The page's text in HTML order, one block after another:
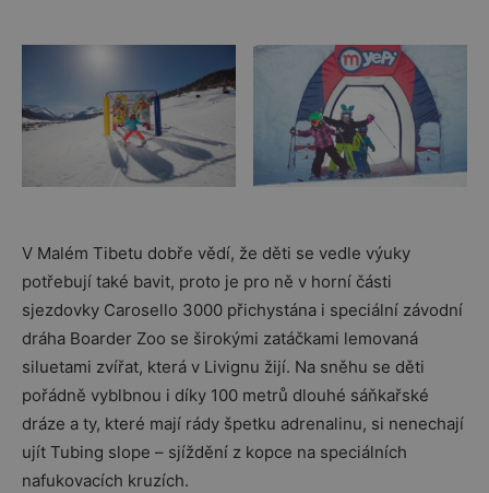
V Malém Tibetu dobře vědí, že děti se vedle výuky
potřebují také bavit, proto je pro ně v horní části
sjezdovky Carosello 3000 přichystána i speciální závodní
dráha Boarder Zoo se širokými zatáčkami lemovaná
siluetami zvířat, která v Livignu žijí. Na sněhu se děti
pořádně vyblbnou i díky 100 metrů dlouhé sáňkařské
dráze a ty, které mají rády špetku adrenalinu, si nenechají
ujít Tubing slope – sjíždění z kopce na speciálních
nafukovacích kruzích.